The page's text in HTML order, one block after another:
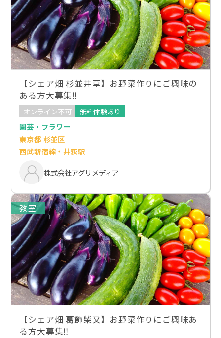
【シェア畑 杉並井草】お野菜作りにご興味の
ある方大募集‼
オンライン不可
無料体験あり
園芸・フラワー
東京都 杉並区
西武新宿線・井荻駅
株式会社アグリメディア
教室
【シェア畑 葛飾柴又】お野菜作りにご興味あ
る方大募集‼